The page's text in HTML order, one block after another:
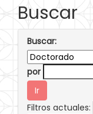
Buscar
Buscar:
por
Filtros actuales: